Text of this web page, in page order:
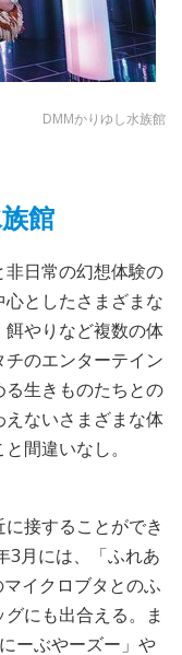
DMMかりゆし水族館
館
非日常の幻想体験の
としたさまざまな
やりなど複数の体
のエンターテイン
生きものたちとの
ないさまざまな体
間違いなし。
接することができ
3月には、「ふれあ
イクロブタとのふ
にも出合える。ま
ーぶやーズー」や